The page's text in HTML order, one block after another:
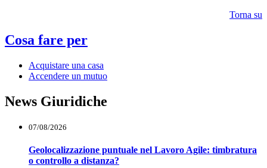
Torna su
Cosa fare per
Acquistare una casa
Accendere un mutuo
News Giuridiche
07/08/2026
Geolocalizzazione puntuale nel Lavoro Agile: timbratura
o controllo a distanza?